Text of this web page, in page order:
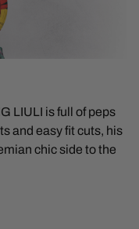
LIULI is full of peps
and easy fit cuts, his
chic side to the